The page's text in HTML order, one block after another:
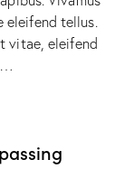
eleifend tellus.
vitae, eleifend